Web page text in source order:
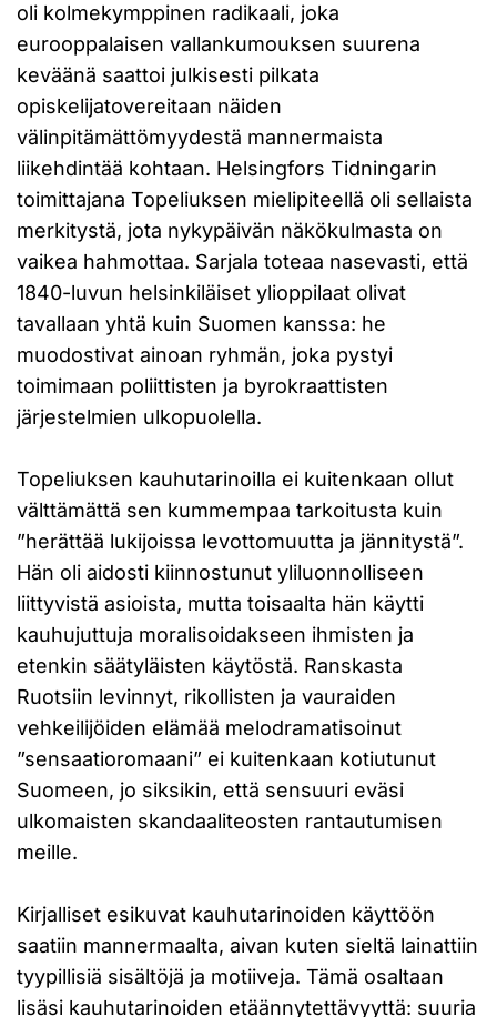
oli kolmekymppinen radikaali, joka
eurooppalaisen vallankumouksen suurena
keväänä saattoi julkisesti pilkata
opiskelijatovereitaan näiden
välinpitämättömyydestä mannermaista
liikehdintää kohtaan. Helsingfors Tidningarin
toimittajana Topeliuksen mielipiteellä oli sellaista
merkitystä, jota nykypäivän näkökulmasta on
vaikea hahmottaa. Sarjala toteaa nasevasti, että
1840-luvun helsinkiläiset ylioppilaat olivat
tavallaan yhtä kuin Suomen kanssa: he
muodostivat ainoan ryhmän, joka pystyi
toimimaan poliittisten ja byrokraattisten
järjestelmien ulkopuolella.
Topeliuksen kauhutarinoilla ei kuitenkaan ollut
välttämättä sen kummempaa tarkoitusta kuin
”herättää lukijoissa levottomuutta ja jännitystä”.
Hän oli aidosti kiinnostunut yliluonnolliseen
liittyvistä asioista, mutta toisaalta hän käytti
kauhujuttuja moralisoidakseen ihmisten ja
etenkin säätyläisten käytöstä. Ranskasta
Ruotsiin levinnyt, rikollisten ja vauraiden
vehkeilijöiden elämää melodramatisoinut
”sensaatioromaani” ei kuitenkaan kotiutunut
Suomeen, jo siksikin, että sensuuri eväsi
ulkomaisten skandaaliteosten rantautumisen
meille.
Kirjalliset esikuvat kauhutarinoiden käyttöön
saatiin mannermaalta, aivan kuten sieltä lainattiin
tyypillisiä sisältöjä ja motiiveja. Tämä osaltaan
lisäsi kauhutarinoiden etäännytettävyyttä: suuria